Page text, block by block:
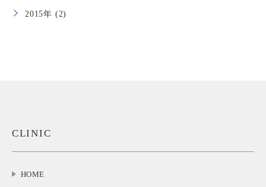
2015年 (2)
CLINIC
HOME